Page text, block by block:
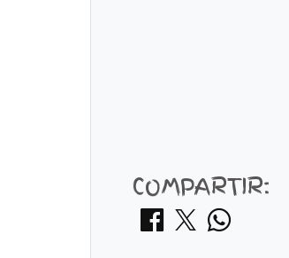
COMPARTIR: